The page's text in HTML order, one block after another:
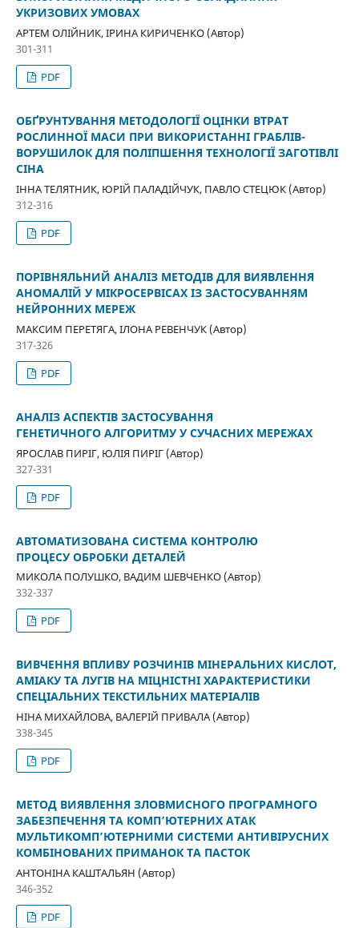
УКРИЗОВИХ УМОВАХ
АРТЕМ ОЛІЙНИК, ІРИНА КИРИЧЕНКО (Автор)
301-311
PDF
ОБҐРУНТУВАННЯ МЕТОДОЛОГІЇ ОЦІНКИ ВТРАТ
РОСЛИННОЇ МАСИ ПРИ ВИКОРИСТАННІ ГРАБЛІВ-
ВОРУШИЛОК ДЛЯ ПОЛІПШЕННЯ ТЕХНОЛОГІЇ ЗАГОТІВЛІ
СІНА
ІННА ТЕЛЯТНИК, ЮРІЙ ПАЛАДІЙЧУК, ПАВЛО СТЕЦЮК (Автор)
312-316
PDF
ПОРІВНЯЛЬНИЙ АНАЛІЗ МЕТОДІВ ДЛЯ ВИЯВЛЕННЯ
АНОМАЛІЙ У МІКРОСЕРВІСАХ ІЗ ЗАСТОСУВАННЯМ
НЕЙРОННИХ МЕРЕЖ
МАКСИМ ПЕРЕТЯГА, ІЛОНА РЕВЕНЧУК (Автор)
317-326
PDF
АНАЛІЗ АСПЕКТІВ ЗАСТОСУВАННЯ
ГЕНЕТИЧНОГО АЛГОРИТМУ У СУЧАСНИХ МЕРЕЖАХ
ЯРОСЛАВ ПИРІГ, ЮЛІЯ ПИРІГ (Автор)
327-331
PDF
АВТОМАТИЗОВАНА СИСТЕМА КОНТРОЛЮ
ПРОЦЕСУ ОБРОБКИ ДЕТАЛЕЙ
МИКОЛА ПОЛУШКО, ВАДИМ ШЕВЧЕНКО (Автор)
332-337
PDF
ВИВЧЕННЯ ВПЛИВУ РОЗЧИНІВ МІНЕРАЛЬНИХ КИСЛОТ,
АМІАКУ ТА ЛУГІВ НА МІЦНІСТНІ ХАРАКТЕРИСТИКИ
СПЕЦІАЛЬНИХ ТЕКСТИЛЬНИХ МАТЕРІАЛІВ
НІНА МИХАЙЛОВА, ВАЛЕРІЙ ПРИВАЛА (Автор)
338-345
PDF
МЕТОД ВИЯВЛЕННЯ ЗЛОВМИСНОГО ПРОГРАМНОГО
ЗАБЕЗПЕЧЕННЯ ТА КОМП’ЮТЕРНИХ АТАК
МУЛЬТИКОМП’ЮТЕРНИМИ СИСТЕМИ АНТИВІРУСНИХ
КОМБІНОВАНИХ ПРИМАНОК ТА ПАСТОК
АНТОНІНА КАШТАЛЬЯН (Автор)
346-352
PDF